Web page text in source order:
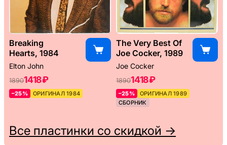
Breaking
Hearts, 1984
Elton John
18901418 ₽
–25% ОРИГИНАЛ 1984
The Very Best Of
Joe Cocker, 1989
Joe Cocker
18901418 ₽
–25%
ОРИГИНАЛ 1989
СБОРНИК
Все пластинки со скидкой →